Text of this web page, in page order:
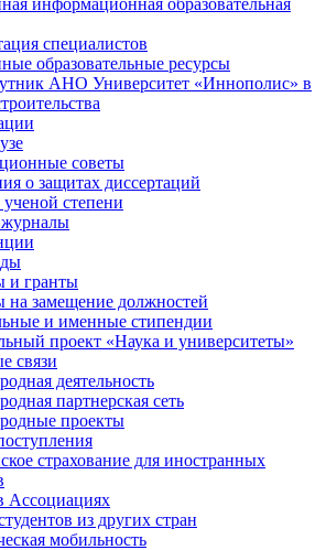
специалистов
образовательные ресурсы
АНО Университет «Иннополис» в
советы
о защитах диссертаций
степени
и гранты
на замещение должностей
и именные стипендии
проект «Наука и университеты»
связи
деятельность
партнерская сеть
проекты
страхование для иностранных
Ассоциациях
из других стран
мобильность